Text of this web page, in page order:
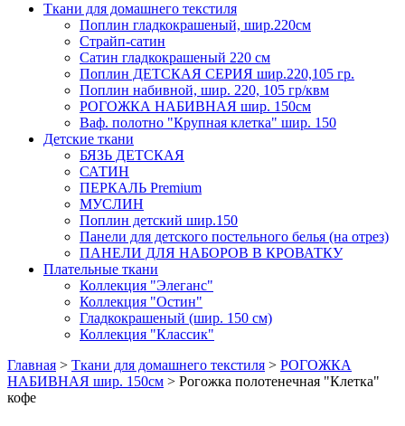
Ткани для домашнего текстиля
Поплин гладкокрашеный, шир.220см
Страйп-сатин
Сатин гладкокрашеный 220 см
Поплин ДЕТСКАЯ СЕРИЯ шир.220,105 гр.
Поплин набивной, шир. 220, 105 гр/квм
РОГОЖКА НАБИВНАЯ шир. 150см
Ваф. полотно "Крупная клетка" шир. 150
Детские ткани
БЯЗЬ ДЕТСКАЯ
САТИН
ПЕРКАЛЬ Premium
МУСЛИН
Поплин детский шир.150
Панели для детского постельного белья (на отрез)
ПАНЕЛИ ДЛЯ НАБОРОВ В КРОВАТКУ
Плательные ткани
Коллекция "Элеганс"
Коллекция "Остин"
Гладкокрашеный (шир. 150 см)
Коллекция "Классик"
Главная > Ткани для домашнего текстиля > РОГОЖКА
НАБИВНАЯ шир. 150см > Рогожка полотенечная "Клетка"
кофе